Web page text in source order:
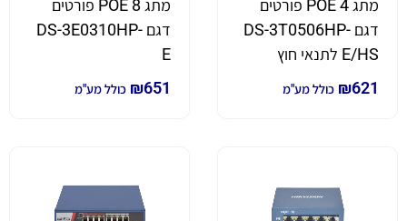
מתג POE 4 פורטים
דגם DS-3T0506HP-
E/HS לתנאי חוץ
₪621 כולל מע"מ
מתג 8 POE פורטים
דגם DS-3E0310HP-
E
₪651 כולל מע"מ